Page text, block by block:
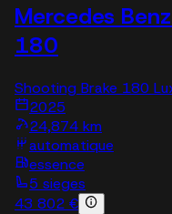
Mercedes
180
Shooting Brake 180
2025
24,874 km
automatique
essence
5 sieges
43 802 €